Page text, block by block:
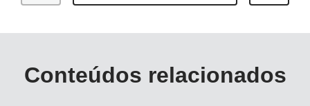
Conteúdos relacionados